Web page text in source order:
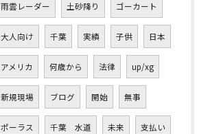
雨雲レーダー 土砂降り ゴーカート
大人向け 千葉 実績 子供 日本
アメリカ 何歳から 法律 up/xg
新規現場 ブログ 開始 無事
ポーラス 千葉 水道 未来 支払い